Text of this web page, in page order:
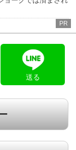
PR
送る